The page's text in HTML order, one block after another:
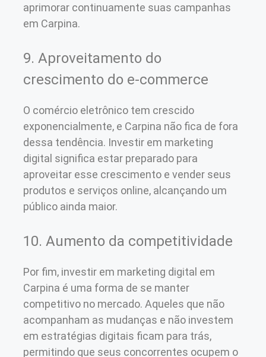
aprimorar continuamente suas campanhas
em Carpina.
9. Aproveitamento do
crescimento do e-commerce
O comércio eletrônico tem crescido
exponencialmente, e Carpina não fica de fora
dessa tendência. Investir em marketing
digital significa estar preparado para
aproveitar esse crescimento e vender seus
produtos e serviços online, alcançando um
público ainda maior.
10. Aumento da competitividade
Por fim, investir em marketing digital em
Carpina é uma forma de se manter
competitivo no mercado. Aqueles que não
acompanham as mudanças e não investem
em estratégias digitais ficam para trás,
permitindo que seus concorrentes ocupem o